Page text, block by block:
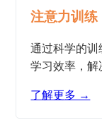
注意力训练
通过科学的训
学习效率，解
了解更多 →